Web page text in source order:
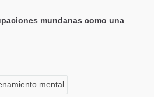
mundanas como una
mental